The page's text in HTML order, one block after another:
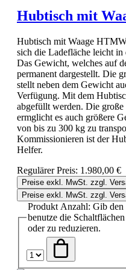
Hubtisch mit
Hubtisch mit Waage
sich die Ladefläche leicht
Das Gewicht, welches auf
permanent dargestellt. Die
stellt neben dem Gewicht
Verfügung. Mit dem
abgefüllt werden. Die
ermglicht es auch größere
von bis zu 300 kg zu
Kommissionieren ist der
Helfer.
Regulärer Preis: 1.980,00 €
Preise exkl. MwSt. zzgl.
Preise exkl. MwSt. zzgl.
Produkt Anzahl: Gib den
benutze die
oder zu reduzieren.